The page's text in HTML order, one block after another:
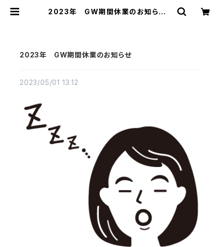
2023年 GW期間休業のお知らせ |
2023年 GW期間休業のお知らせ
2023/05/01 13:12